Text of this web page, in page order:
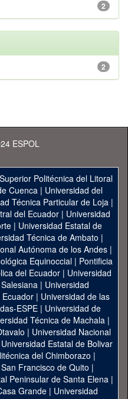
2
2
ESPOL
Politécnica del Litoral
Cuenca| Universidad del
Técnica Particular de Loja|
del Ecuador| Universidad
| Universidad Estatal de
Técnica de Ambato |
Autónoma de los Andes|
Equinoccial| Pontificia
del Ecuador | Universidad
| Universidad
| Universidad de las
ESPE | Universidad de
Técnica de Machala|
| Universidad Nacional
Universidad Estatal de Bolivar
del Chimborazo |
Francisco de Quito |
Peninsular de Santa Elena|
Grande | Universidad